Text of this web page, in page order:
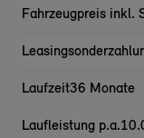
Fahrzeugpreis inkl.
Laufzeit36 Monate
Laufleistung p.a.